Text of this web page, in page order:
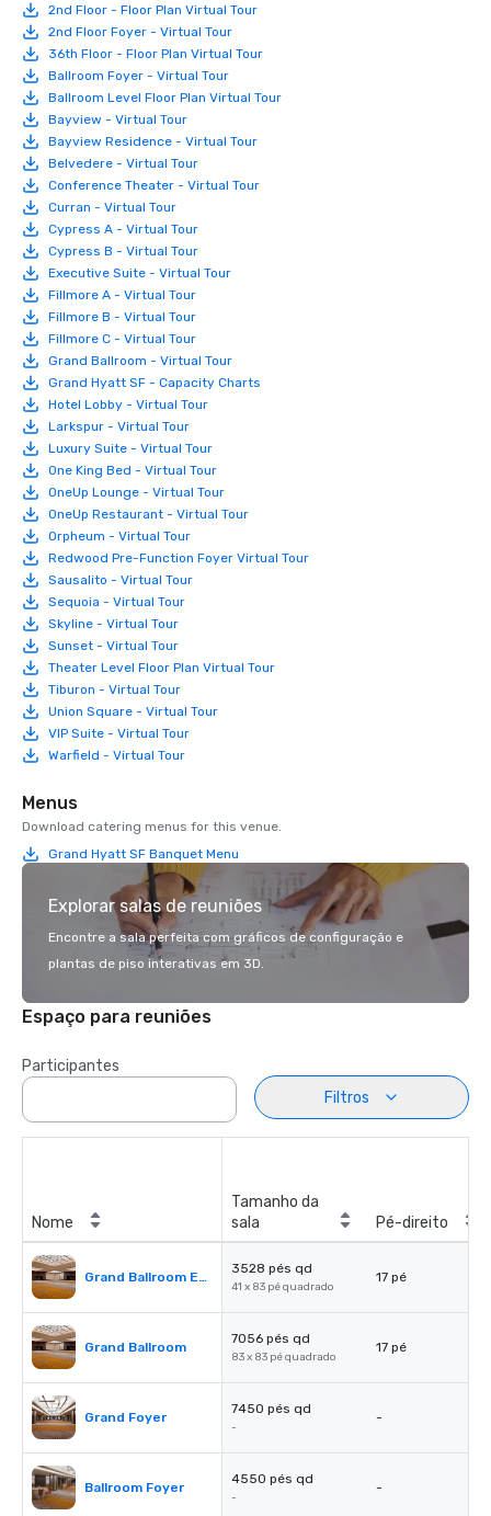
2nd Floor - Floor Plan Virtual Tour
2nd Floor Foyer - Virtual Tour
36th Floor - Floor Plan Virtual Tour
Ballroom Foyer - Virtual Tour
Ballroom Level Floor Plan Virtual Tour
Bayview - Virtual Tour
Bayview Residence - Virtual Tour
Belvedere - Virtual Tour
Conference Theater - Virtual Tour
Curran - Virtual Tour
Cypress A - Virtual Tour
Cypress B - Virtual Tour
Executive Suite - Virtual Tour
Fillmore A - Virtual Tour
Fillmore B - Virtual Tour
Fillmore C - Virtual Tour
Grand Ballroom - Virtual Tour
Grand Hyatt SF - Capacity Charts
Hotel Lobby - Virtual Tour
Larkspur - Virtual Tour
Luxury Suite - Virtual Tour
One King Bed - Virtual Tour
OneUp Lounge - Virtual Tour
OneUp Restaurant - Virtual Tour
Orpheum - Virtual Tour
Redwood Pre-Function Foyer Virtual Tour
Sausalito - Virtual Tour
Sequoia - Virtual Tour
Skyline - Virtual Tour
Sunset - Virtual Tour
Theater Level Floor Plan Virtual Tour
Tiburon - Virtual Tour
Union Square - Virtual Tour
VIP Suite - Virtual Tour
Warfield - Virtual Tour
Menus
Download catering menus for this venue.
Grand Hyatt SF Banquet Menu
Explorar salas de reuniões
Encontre a sala perfeita com gráficos de configuração e
plantas de piso interativas em 3D.
Espaço para reuniões
Participantes
Filtros
Nome
Tamanho da
sala
Pé-direito
Grand Ballroom East or West
3528 pés qd
41 x 83 pé quadrado
17 pé
Grand Ballroom
7056 pés qd
83 x 83 pé quadrado
17 pé
Grand Foyer
7450 pés qd
-
-
Ballroom Foyer
4550 pés qd
-
-